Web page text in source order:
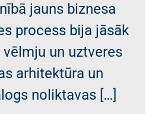
jauns biznesa
process bija jāsāk
un uztveres
arhitektūra un
noliktavas […]